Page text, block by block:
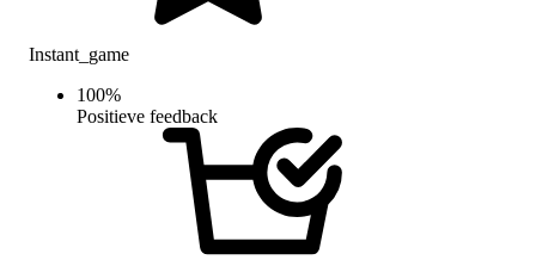
Instant_game
100%
Positieve feedback